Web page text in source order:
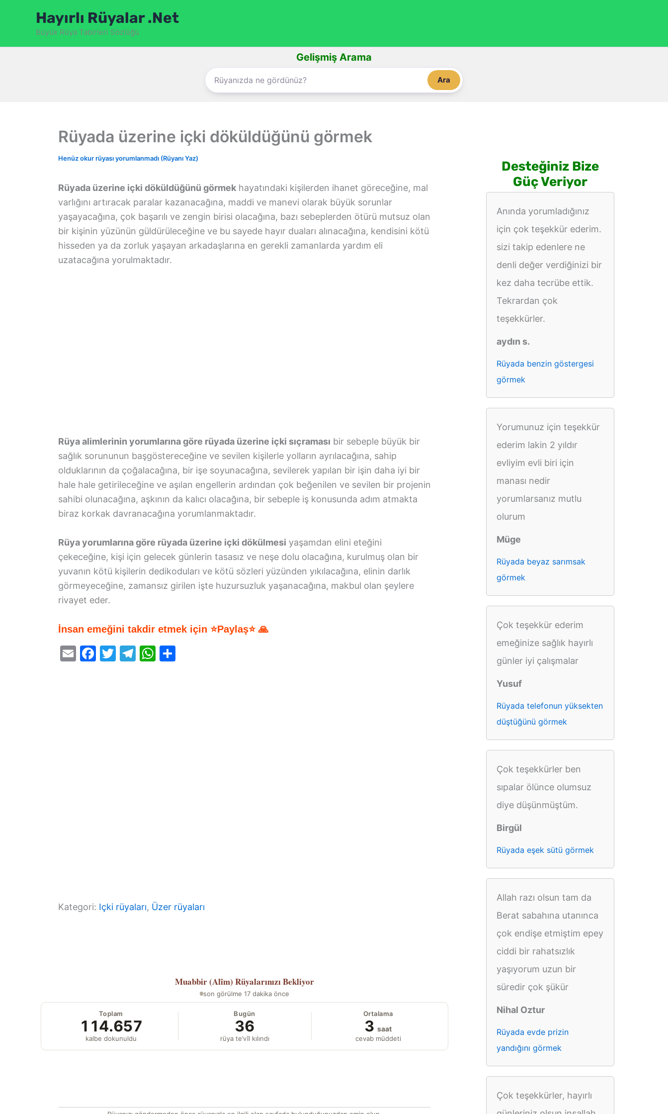
Hayırlı Rüyalar .Net
Büyük Rüya Tabirleri Sözlüğü
Gelişmiş Arama
Ara
Rüyada üzerine içki döküldüğünü görmek
Henüz okur rüyası yorumlanmadı (Rüyanı Yaz)
Rüyada üzerine içki döküldüğünü görmek hayatındaki kişilerden ihanet göreceğine, mal
varlığını artıracak paralar kazanacağına, maddi ve manevi olarak büyük sorunlar
yaşayacağına, çok başarılı ve zengin birisi olacağına, bazı sebeplerden ötürü mutsuz olan
bir kişinin yüzünün güldürüleceğine ve bu sayede hayır duaları alınacağına, kendisini kötü
hisseden ya da zorluk yaşayan arkadaşlarına en gerekli zamanlarda yardım eli
uzatacağına yorulmaktadır.
Rüya alimlerinin yorumlarına göre rüyada üzerine içki sıçraması bir sebeple büyük bir
sağlık sorununun başgöstereceğine ve sevilen kişilerle yolların ayrılacağına, sahip
olduklarının da çoğalacağına, bir işe soyunacağına, sevilerek yapılan bir işin daha iyi bir
hale hale getirileceğine ve aşılan engellerin ardından çok beğenilen ve sevilen bir projenin
sahibi olunacağına, aşkının da kalıcı olacağına, bir sebeple iş konusunda adım atmakta
biraz korkak davranacağına yorumlanmaktadır.
Rüya yorumlarına göre rüyada üzerine içki dökülmesi yaşamdan elini eteğini
çekeceğine, kişi için gelecek günlerin tasasız ve neşe dolu olacağına, kurulmuş olan bir
yuvanın kötü kişilerin dedikoduları ve kötü sözleri yüzünden yıkılacağına, elinin darlık
görmeyeceğine, zamansız girilen işte huzursuzluk yaşanacağına, makbul olan şeylere
rivayet eder.
İnsan emeğini takdir etmek için ⭐Paylaş⭐ 🙏
E
F
T
T
W
Kategori: Içki rüyaları, Üzer rüyaları
Muabbir (Alîm) Rüyalarınızı Bekliyor
son görülme 17 dakika önce
Toplam
114.657
kalbe dokunuldu
Bugün
36
rüya te’vîl kılındı
Ortalama
3 saat
cevab müddeti
Desteğiniz Bize
Güç Veriyor
Anında yorumladığınız
için çok teşekkür ederim.
sizi takip edenlere ne
denli değer verdiğinizi bir
kez daha tecrübe ettik.
Tekrardan çok
teşekkürler.
aydın s.
Rüyada benzin göstergesi
görmek
Yorumunuz için teşekkür
ederim lakin 2 yıldır
evliyim evli biri için
manası nedir
yorumlarsanız mutlu
olurum
Müge
Rüyada beyaz sarımsak
görmek
Çok teşekkür ederim
emeğinize sağlık hayırlı
günler iyi çalışmalar
Yusuf
Rüyada telefonun yüksekten
düştüğünü görmek
Çok teşekkürler ben
sıpalar ölünce olumsuz
diye düşünmüştüm.
Birgül
Rüyada eşek sütü görmek
Allah razı olsun tam da
Berat sabahına utanınca
çok endişe etmiştim epey
ciddi bir rahatsızlık
yaşıyorum uzun bir
süredir çok şükür
Nihal Oztur
Rüyada evde prizin
yandığını görmek
Çok teşekkürler, hayırlı